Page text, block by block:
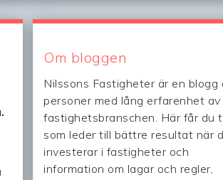
Om bloggen
Nilssons Fastigheter är en blogg
personer med lång erfarenhet av
fastighetsbranschen. Här får du
som leder till bättre resultat när
investerar i fastigheter och
information om lagar och regler,